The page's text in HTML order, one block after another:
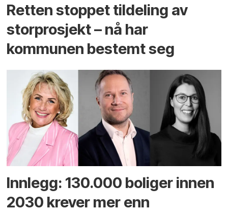
Retten stoppet tildeling av
storprosjekt – nå har
kommunen bestemt seg
Innlegg: 130.000 boliger innen
2030 krever mer enn